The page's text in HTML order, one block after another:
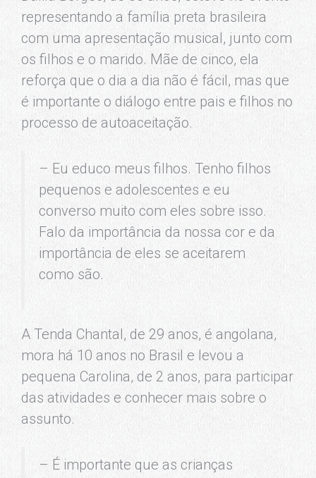
representando a família preta brasileira
com uma apresentação musical, junto com
os filhos e o marido. Mãe de cinco, ela
reforça que o dia a dia não é fácil, mas que
é importante o diálogo entre pais e filhos no
processo de autoaceitação.
– Eu educo meus filhos. Tenho filhos
pequenos e adolescentes e eu
converso muito com eles sobre isso.
Falo da importância da nossa cor e da
importância de eles se aceitarem
como são.
A Tenda Chantal, de 29 anos, é angolana,
mora há 10 anos no Brasil e levou a
pequena Carolina, de 2 anos, para participar
das atividades e conhecer mais sobre o
assunto.
– É importante que as crianças